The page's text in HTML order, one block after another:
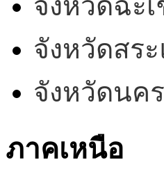
จังหวัดสร
จังหวัดนค
ภาคเหนือ